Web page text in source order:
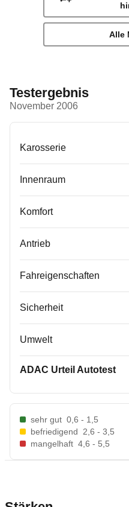
Alle
Testergebnis
November 2006
Karosserie
Innenraum
Komfort
Antrieb
Fahreigenschaften
Sicherheit
Umwelt
ADAC Urteil Autotest
sehr gut 0,6 - 1,5
befriedigend
2,6 - 3,5
mangelhaft 4,6 - 5,5